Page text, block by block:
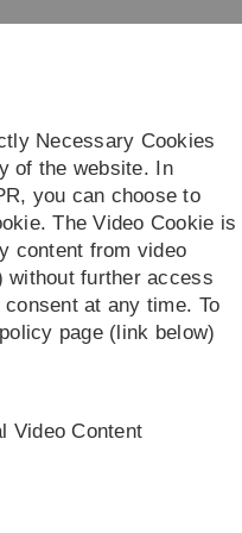
Skip
Skip
Skip
Skip
Innovationsmanagement
Umsetzung von
die Schlüsselelemente
für die
Necessary Cookies
of the website. In
you can choose to
The Video Cookie is
content from video
without further access
at any time. To
page (link below)
Video Content